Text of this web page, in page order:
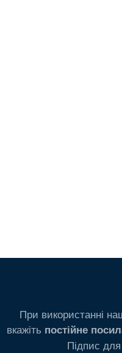
При використанні
вкажіть постійне
Підпис для